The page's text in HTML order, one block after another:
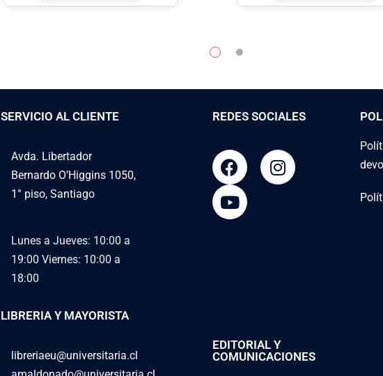
SERVICIO AL CLIENTE
Avda. Libertador
Bernardo O’Higgins 1050,
1° piso, Santiago
Lunes a Jueves: 10:00 a
19:00 Viernes: 10:00 a
18:00
LIBRERIA Y MAYORISTA
libreriaeu@universitaria.cl
REDES SOCIALES
EDITORIAL Y
COMUNICACIONES